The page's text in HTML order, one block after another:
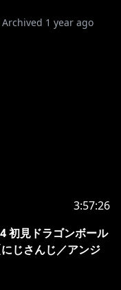
￣￣￣￣￣￣￣￣￣
つく
える！
の配信が視聴可
Archived 1 year ago
3:57:26
初見ドラゴンボール
じさんじ／アンジ